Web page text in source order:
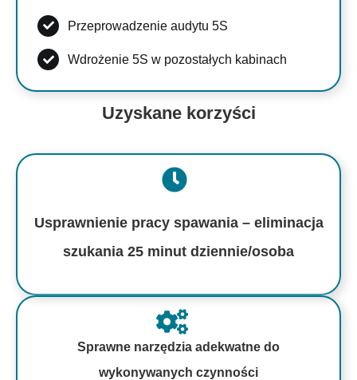
Przeprowadzenie audytu 5S
Wdrożenie 5S w pozostałych kabinach
Uzyskane korzyści
Usprawnienie pracy spawania – eliminacja
szukania 25 minut dziennie/osoba
Sprawne narzędzia adekwatne do
wykonywanych czynności